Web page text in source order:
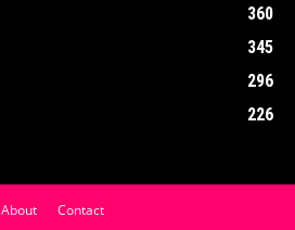
360
345
296
226
About Contact